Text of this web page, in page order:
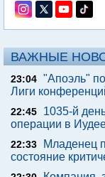
ВАЖНЫЕ
23:04 "Апоэль"
Лиги
22:45
1035-й
операции в
22:33
Младенец
состояние